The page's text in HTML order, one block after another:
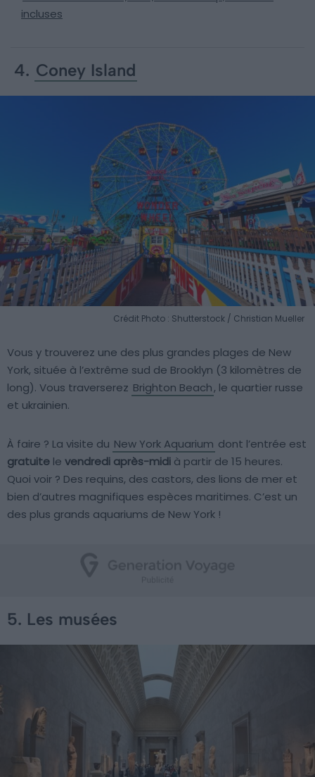
incluses
4. Coney Island
Crédit Photo : Shutterstock / Christian Mueller
Vous y trouverez une des plus grandes plages de New
York, située à l’extrême sud de Brooklyn (3 kilomètres de
long). Vous traverserez Brighton Beach, le quartier russe
et ukrainien.
À faire ? La visite du New York Aquarium dont l’entrée est
gratuite le vendredi après-midi à partir de 15 heures.
Quoi voir ? Des requins, des castors, des lions de mer et
bien d’autres magnifiques espèces maritimes. C’est un
des plus grands aquariums de New York !
5. Les musées